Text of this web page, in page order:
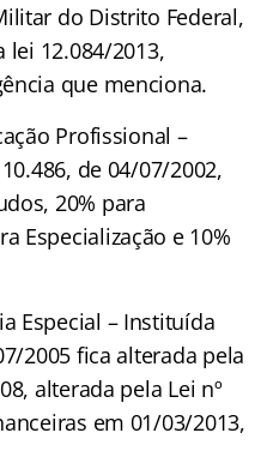
do Distrito Federal,
lei 12.084/2013,
que menciona.
Profissional –
de 04/07/2002,
20% para
Especialização e 10%
Especial – Instituída
2005 fica alterada pela
alterada pela Lei nº
em 01/03/2013,